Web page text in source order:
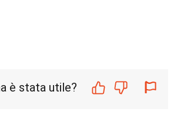
è stata utile?